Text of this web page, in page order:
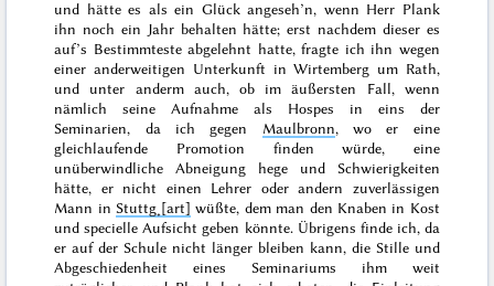
und hätte es als ein Glück angeseh’n, wenn Herr Plank
ihn noch ein Jahr behalten hätte; erst nachdem dieser es
auf’s Bestimmteste abgelehnt hatte, fragte ich ihn wegen
einer anderweitigen Unterkunft in Wirtemberg um Rath,
und unter anderm auch, ob im äußersten Fall, wenn
nämlich seine Aufnahme als Hospes in eins der
Seminarien, da ich gegen Maulbronn, wo er eine
gleichlaufende Promotion finden würde, eine
unüberwindliche Abneigung hege und Schwierigkeiten
hätte, er nicht einen Lehrer oder andern zuverlässigen
Mann in Stuttg˖[art] wüßte, dem man den Knaben in Kost
und specielle Aufsicht geben könnte. Übrigens finde ich, da
er auf der Schule nicht länger bleiben kann, die Stille und
Abgeschiedenheit eines Seminariums ihm weit